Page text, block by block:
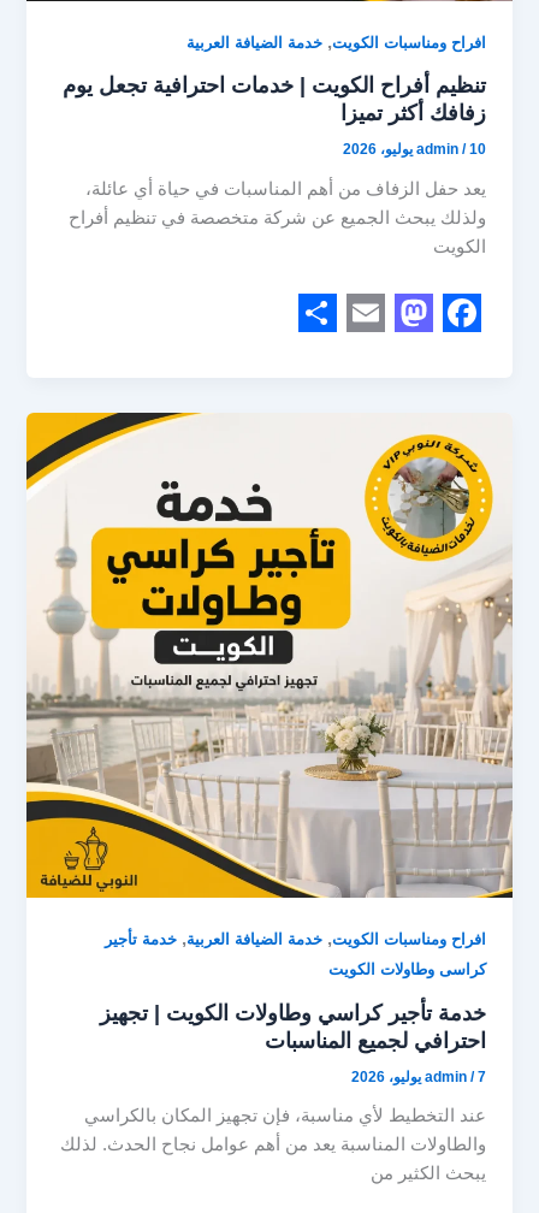
افراح ومناسبات الكويت,خدمة الضيافة العربية
تنظيم أفراح الكويت | خدمات احترافية تجعل يوم
زفافك أكثر تميزا
admin /10 يوليو، 2026
يعد حفل الزفاف من أهم المناسبات في حياة أي عائلة،
ولذلك يبحث الجميع عن شركة متخصصة في تنظيم أفراح
الكويت
e
b
o
o
k
s
t
o
d
o
n
i
l
افراح ومناسبات الكويت,خدمة الضيافة العربية,خدمة تأجير
كراسى وطاولات الكويت
خدمة تأجير كراسي وطاولات الكويت | تجهيز
احترافي لجميع المناسبات
admin /7 يوليو، 2026
عند التخطيط لأي مناسبة، فإن تجهيز المكان بالكراسي
والطاولات المناسبة يعد من أهم عوامل نجاح الحدث. لذلك
يبحث الكثير من